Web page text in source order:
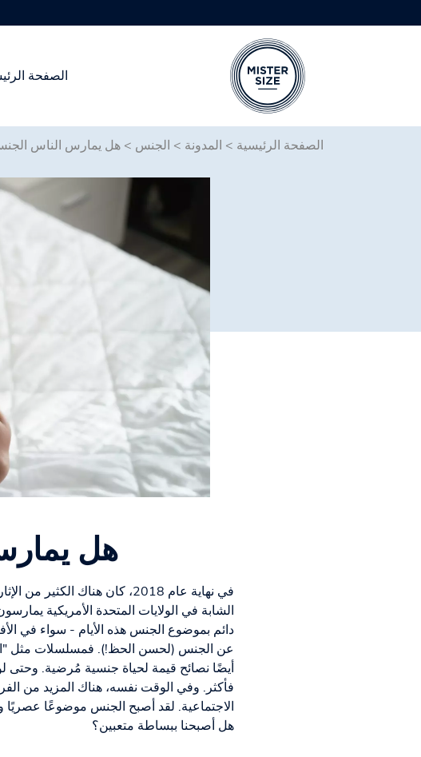
الصفحة
الصفحة الرئيسية > المدونة > الجنس > هل يمارس الناس
هل
في نهاية عام 2018، كان هناك الكثير من الإثارة حول
الشابة في الولايات المتحدة الأمريكية
دائم بموضوع الجنس هذه الأيام - سواء في
عن الجنس (لحسن الحظ!). فمسلسلات مثل
فأكثر. وفي الوقت نفسه، هناك المزيد من
الاجتماعية. لقد أصبح الجنس موضوعًا عصريًا
هل أصبحنا ببساطة متعبين؟